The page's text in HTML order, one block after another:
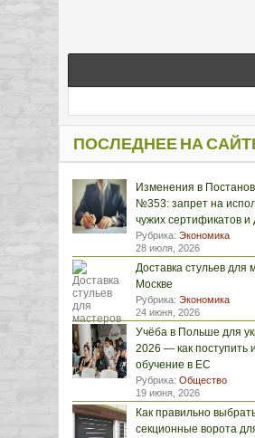
ПОСЛЕДНЕЕ НА
Изменения в
№353: запрет на
чужих сертификатов и
Рубрика: Экономика
28 июля, 2026
Доставка стульев для
Москве
Рубрика: Экономика
24 июня, 2026
Учёба в Польше для
2026 — как поступить
обучение в ЕС
Рубрика: Общество
19 июня, 2026
Как правильно
секционные ворота